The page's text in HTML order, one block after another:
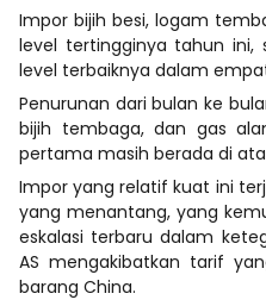
Impor bijih besi, logam
level tertingginya tahun ini,
level terbaiknya dalam
Penurunan dari bulan ke
bijih tembaga, dan gas
pertama masih berada di
Impor yang relatif kuat ini
yang menantang, yang
eskalasi terbaru dalam
AS mengakibatkan tarif
barang China.